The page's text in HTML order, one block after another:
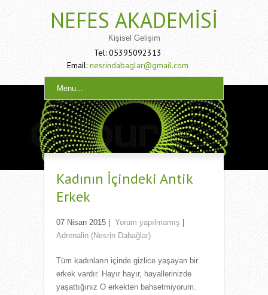
NEFES AKADEMISI
Kişisel Gelişim
Tel: 05395092313
Email: nesrindabaglar@gmail.com
Menu...
Kadının İçindeki Antik
Erkek
07 Nisan 2015 Yorum yapılmamış
Adrenalin (Nesrin Dabağlar)
Tüm kadınların içinde gizlice yaşayan bir
erkek vardır. Hayır hayır, hayallerinizde
yaşattığınız O erkekten bahsetmiyorum.